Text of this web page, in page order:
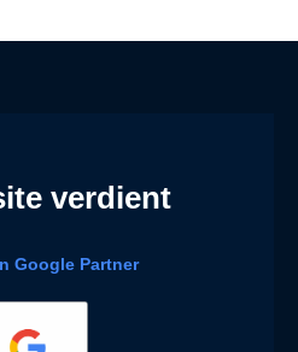
verdient
Google Partner